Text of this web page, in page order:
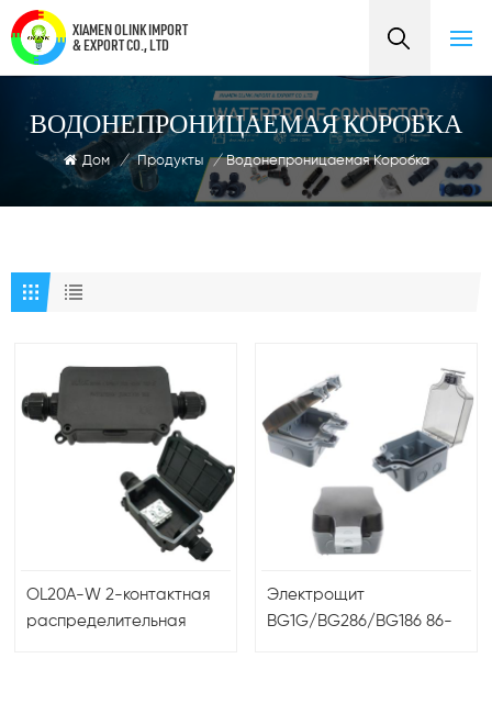
XIAMEN OLINK IMPORT
& EXPORT CO., LTD
ВОДОНЕПРОНИЦАЕМАЯ КОРОБКА
Дом / Продукты / Водонепроницаемая Коробка
OL20A-W 2-контактная
распределительная
Электрощит
BG1G/BG286/BG186 86-